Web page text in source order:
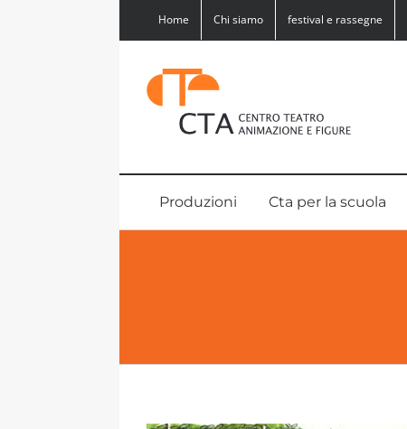
Home Chi siamo festival e rassegne
Produzioni Cta per la scuola